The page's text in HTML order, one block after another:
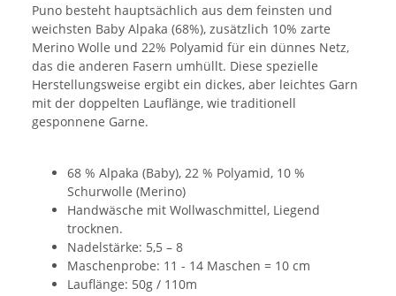
Puno besteht hauptsächlich aus dem feinsten und
weichsten Baby Alpaka (68%), zusätzlich 10% zarte
Merino Wolle und 22% Polyamid für ein dünnes Netz,
das die anderen Fasern umhüllt. Diese spezielle
Herstellungsweise ergibt ein dickes, aber leichtes Garn
mit der doppelten Lauflänge, wie traditionell
gesponnene Garne.
68 % Alpaka (Baby), 22 % Polyamid, 10 %
Schurwolle (Merino)
Handwäsche mit Wollwaschmittel, Liegend
trocknen.
Nadelstärke: 5,5 – 8
Maschenprobe: 11 - 14 Maschen = 10 cm
Lauflänge: 50g / 110m